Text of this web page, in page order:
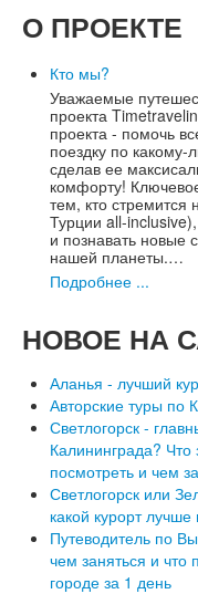
О ПРОЕКТЕ
Кто мы?
Уважаемые
проекта
проекта - помочь
поездку по
сделав ее
комфорту!
тем, кто
Турции all-
и познавать новые
нашей планеты.…
Подробнее ...
НОВОЕ НА
Аланья - лучший
Авторские туры по
Светлогорск -
Калининграда? Что
посмотреть и чем
Светлогорск или
какой курорт
Путеводитель по
чем заняться и что
городе за 1 день